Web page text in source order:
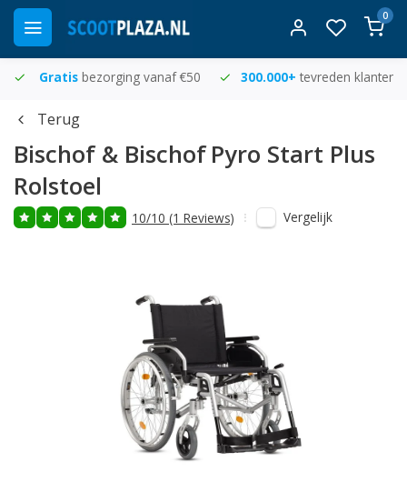
0
Gratis bezorging vanaf €50 300.000+ tevreden klanten
Terug
Bischof & Bischof Pyro Start Plus
Rolstoel
10/10 (1 Reviews) Vergelijk